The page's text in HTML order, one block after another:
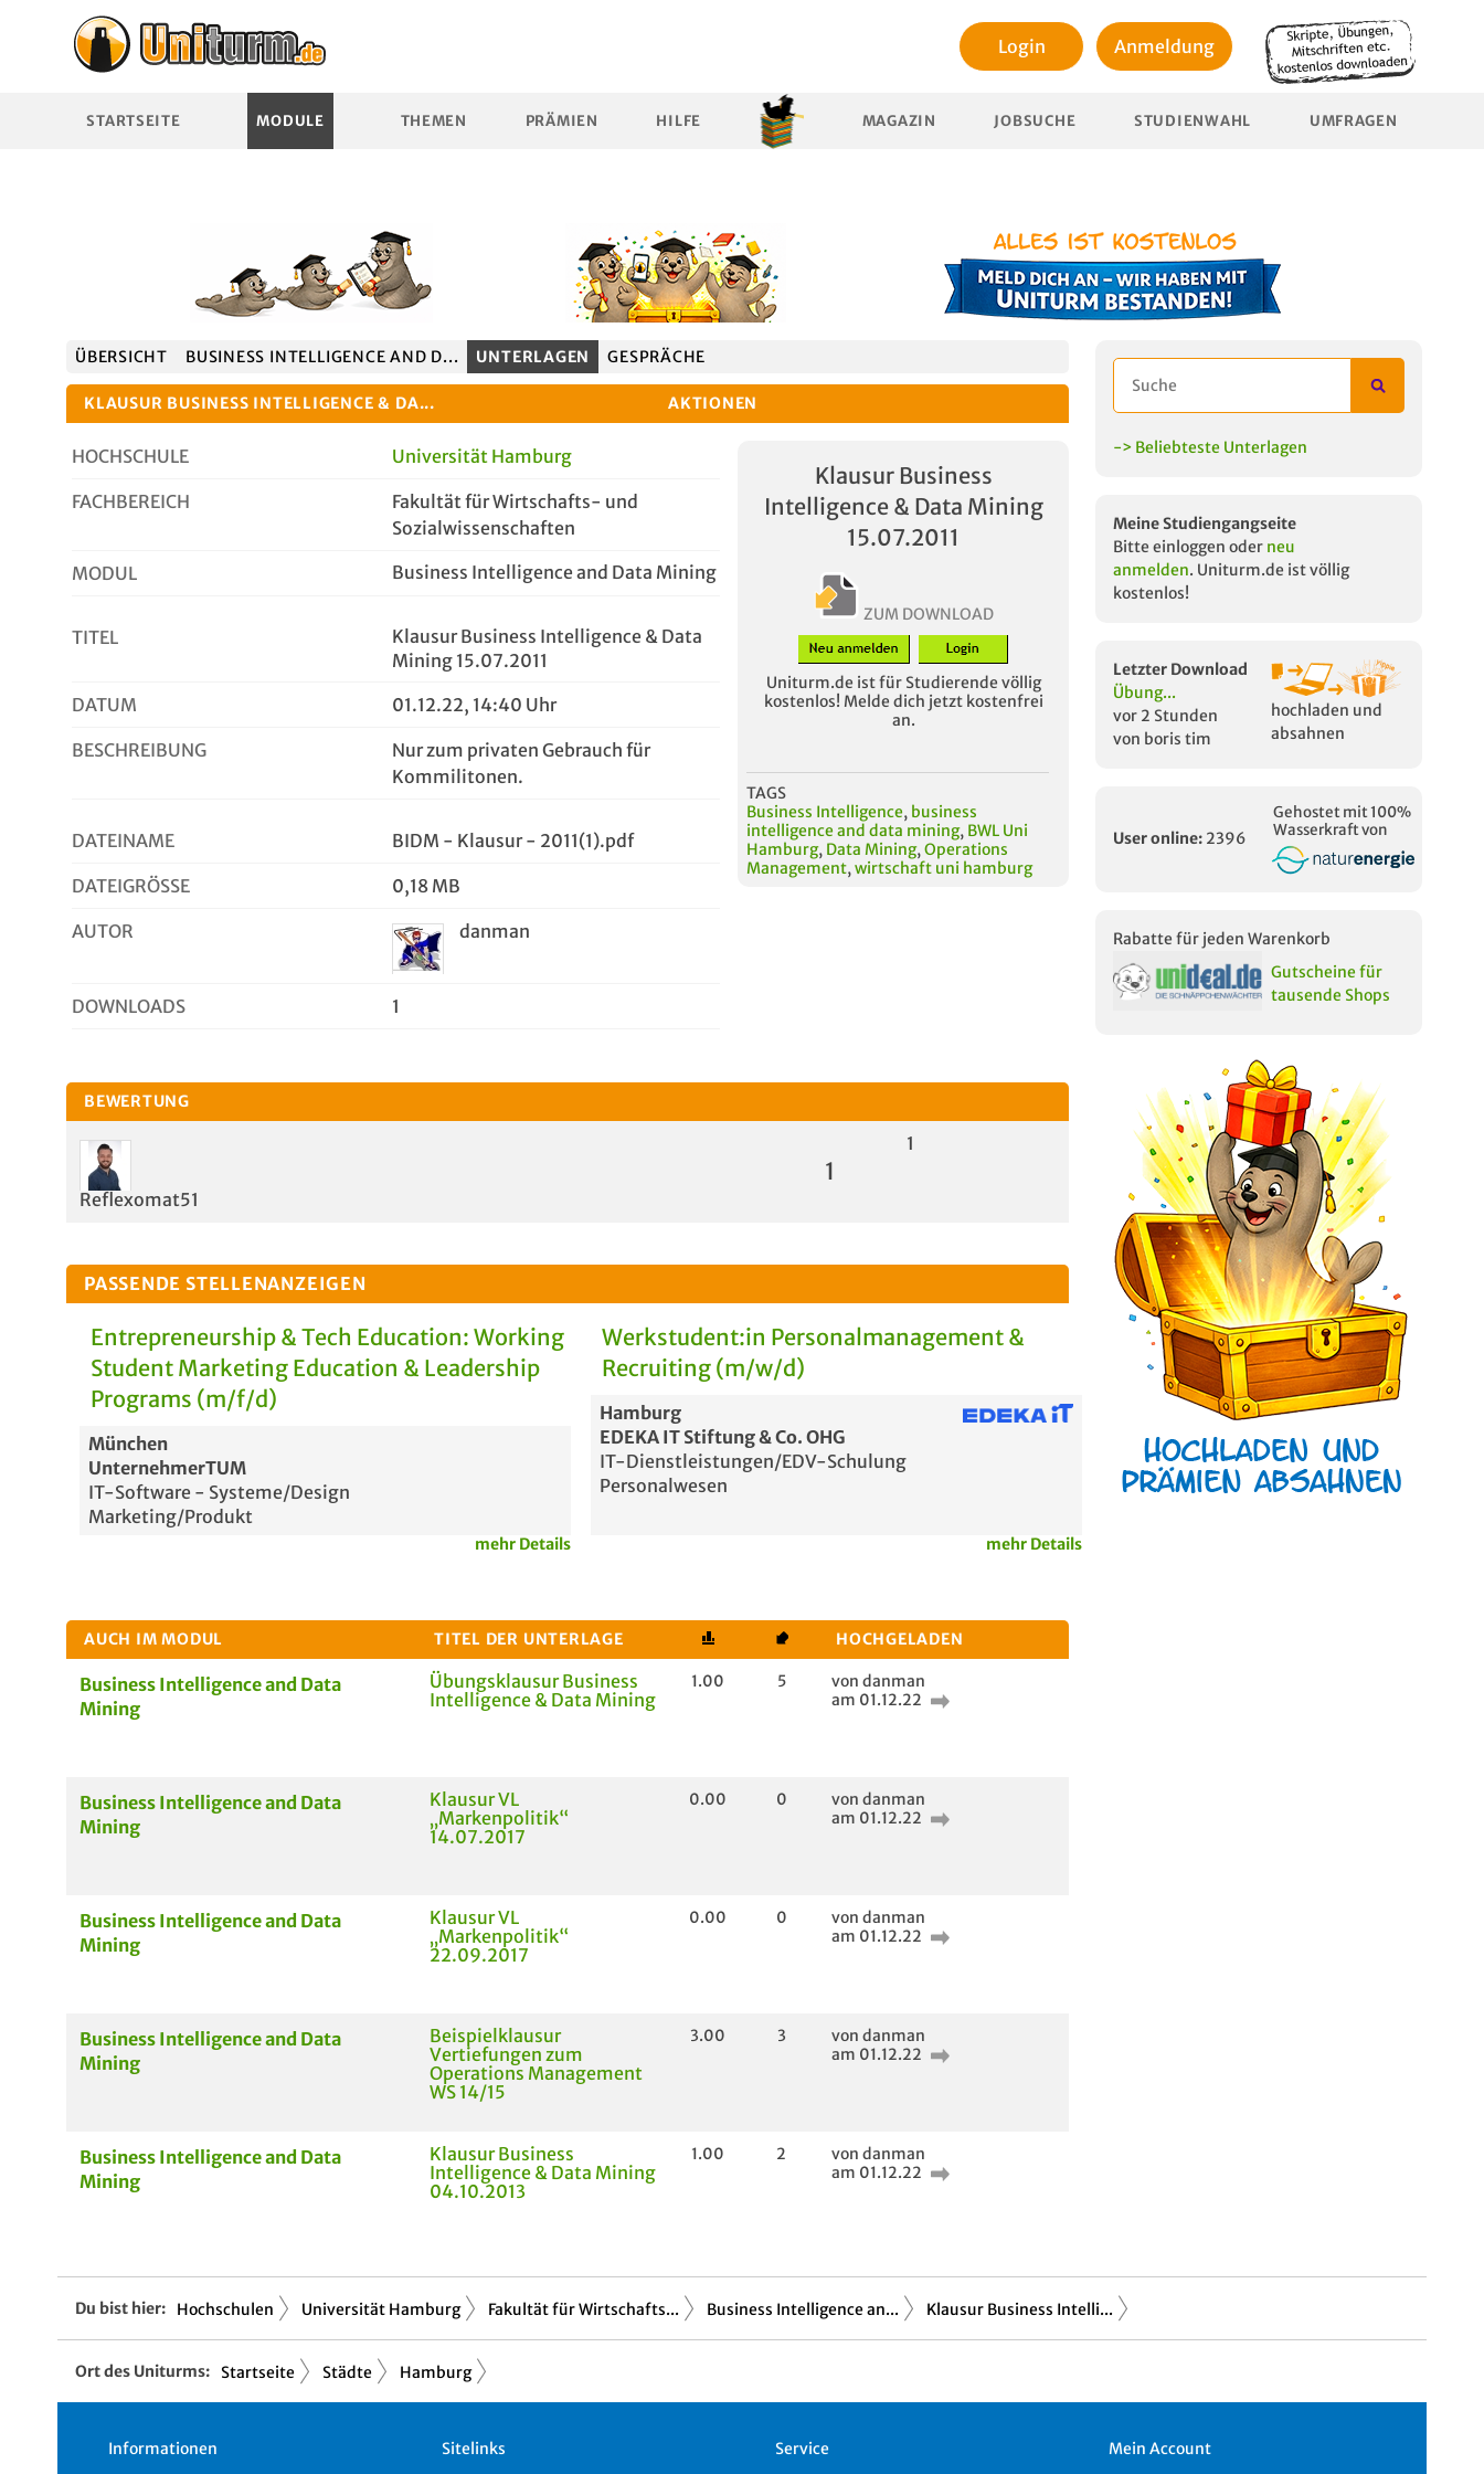
Login Anmeldung
STARTSEITE MODULE THEMEN PRÄMIEN HILFE MAGAZIN JOBSUCHE STUDIENWAHL UMFRAGEN
ÜBERSICHT BUSINESS INTELLIGENCE AND D... UNTERLAGEN GESPRÄCHE
KLAUSUR BUSINESS INTELLIGENCE & DA... AKTIONEN
HOCHSCHULE Universität Hamburg
FACHBEREICH
Fakultät für Wirtschafts- und
Sozialwissenschaften
MODUL Business Intelligence and Data Mining
TITEL
Klausur Business Intelligence & Data
Mining 15.07.2011
DATUM
01.12.22, 14:40 Uhr
BESCHREIBUNG
Nur zum privaten Gebrauch für
Kommilitonen.
DATEINAME BIDM - Klausur - 2011(1).pdf
DATEIGRÖSSE 0,18 MB
AUTOR danman
DOWNLOADS 1
Klausur Business
Intelligence & Data Mining
15.07.2011
ZUM DOWNLOAD
Uniturm.de ist für Studierende völlig
kostenlos! Melde dich jetzt kostenfrei
an.
TAGS
Business Intelligence, business
intelligence and data mining, BWL Uni
Hamburg, Data Mining, Operations
Management, wirtschaft uni hamburg
BEWERTUNG
Reflexomat51
1
1
PASSENDE STELLENANZEIGEN
Entrepreneurship & Tech Education: Working
Student Marketing Education & Leadership
Programs (m/f/d)
München
UnternehmerTUM
IT-Software - Systeme/Design
Marketing/Produkt
mehr Details
Werkstudent:in Personalmanagement &
Recruiting (m/w/d)
Hamburg
EDEKA IT Stiftung & Co. OHG
IT-Dienstleistungen/EDV-Schulung
Personalwesen
mehr Details
AUCH IM MODUL TITEL DER UNTERLAGE HOCHGELADEN
Business Intelligence and Data
Mining
Übungsklausur Business
Intelligence & Data Mining
1.00 5
von danman
am 01.12.22
Business Intelligence and Data
Mining
Klausur VL
„Markenpolitik“
14.07.2017
0.00 0
von danman
am 01.12.22
Business Intelligence and Data
Mining
Klausur VL
„Markenpolitik“
22.09.2017
0.00 0
von danman
am 01.12.22
Business Intelligence and Data
Mining
Beispielklausur
Vertiefungen zum
Operations Management
WS 14/15
3.00 3
von danman
am 01.12.22
Business Intelligence and Data
Mining
Klausur Business
Intelligence & Data Mining
04.10.2013
1.00 2
von danman
am 01.12.22
-> Beliebteste Unterlagen
Meine Studiengangseite
Bitte einloggen oder neu
anmelden. Uniturm.de ist völlig
kostenlos!
Letzter Download
Übung...
vor 2 Stunden
von boris tim
hochladen und
absahnen
User online: 2396
Gehostet mit 100%
Wasserkraft von
Rabatte für jeden Warenkorb
Gutscheine für
tausende Shops
Du bist hier: Hochschulen Universität Hamburg Fakultät für Wirtschafts... Business Intelligence an... Klausur Business Intelli...
Ort des Uniturms: Startseite Städte Hamburg
Informationen Sitelinks Service Mein Account